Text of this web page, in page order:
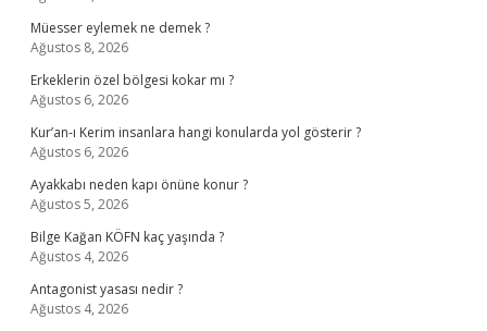
Müesser eylemek ne demek ?
Ağustos 8, 2026
Erkeklerin özel bölgesi kokar mı ?
Ağustos 6, 2026
Kur’an-ı Kerim insanlara hangi konularda yol gösterir ?
Ağustos 6, 2026
Ayakkabı neden kapı önüne konur ?
Ağustos 5, 2026
Bilge Kağan KÖFN kaç yaşında ?
Ağustos 4, 2026
Antagonist yasası nedir ?
Ağustos 4, 2026